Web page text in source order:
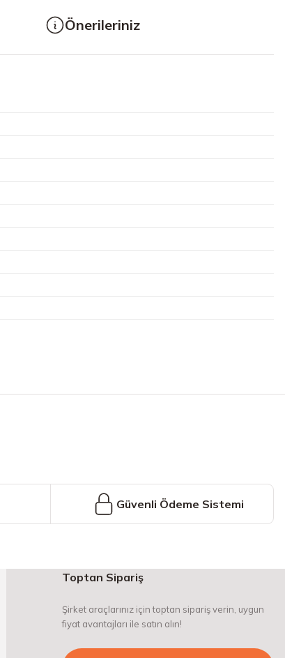
Önerileriniz
Güvenli Ödeme Sistemi
Toptan Sipariş
Şirket araçlarınız için toptan sipariş verin, uygun
fiyat avantajları ile satın alın!